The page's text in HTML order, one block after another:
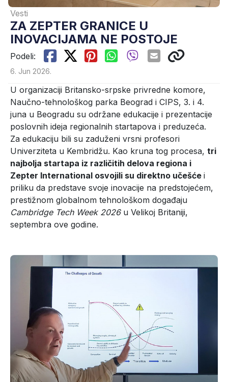
Vesti
ZA ZEPTER GRANICE U
INOVACIJAMA NE POSTOJE
Podeli:
6. Jun 2026.
U organizaciji Britansko-srpske privredne komore,
Naučno-tehnološkog parka Beograd i CIPS, 3. i 4.
juna u Beogradu su održane edukacije i prezentacije
poslovnih ideja regionalnih startapova i preduzeća.
Za edukaciju bili su zaduženi vrsni profesori
Univerziteta u Kembridžu. Kao kruna tog procesa, tri
najbolja startapa iz različitih delova regiona i
Zepter International osvojili su direktno učešće i
priliku da predstave svoje inovacije na predstojećem,
prestižnom globalnom tehnološkom događaju
Cambridge Tech Week 2026u Velikoj Britaniji,
septembra ove godine.